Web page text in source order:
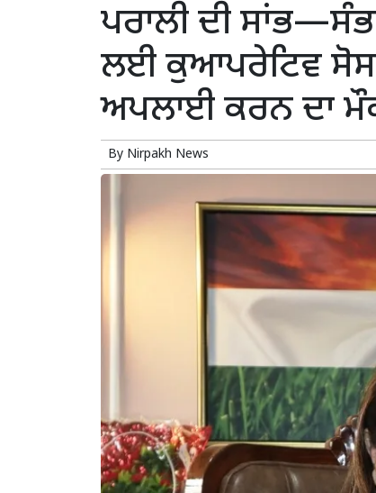
ਪਰਾਲੀ ਦੀ
ਲਈ ਕੁਆਪਰੇਟਿਵ
ਅਪਲਾਈ ਕਰਨ ਦਾ
By Nirpakh News